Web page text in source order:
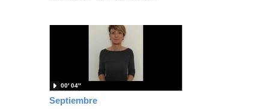
Septiembre
00′ 04″